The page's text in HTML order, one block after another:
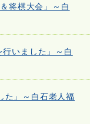
将棋大会」～白
いました」～白
た」～白石老人福